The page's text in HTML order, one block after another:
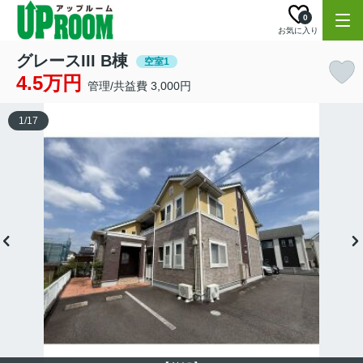
お気に入り
0
グレースIII B棟 空室1
4.5万円 管理/共益費 3,000円
1/17